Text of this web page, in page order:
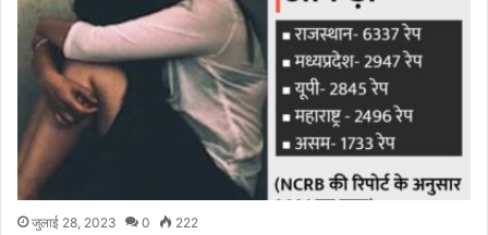
जुलाई 28, 2023 0 222